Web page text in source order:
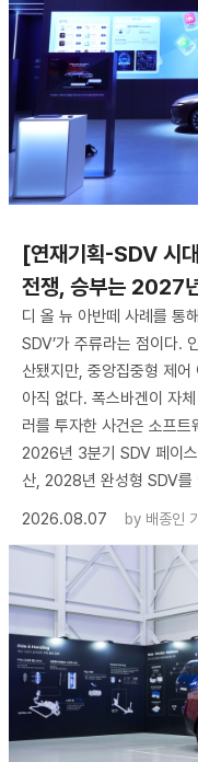
[연재기획-SDV 시
전쟁, 승부는 2027
디 올 뉴 아반떼 사례를 통
SDV’가 주류라는 점이다.
산됐지만, 중앙집중형 제
아직 없다. 폭스바겐이 자
러를 투자한 사건은 소프
2026년 3분기 SDV 페이
산, 2028년 완성형 SDV를
2026.08.07
by 배종인